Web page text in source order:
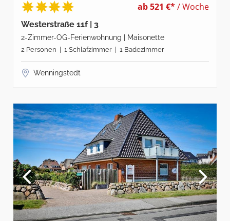
ab 521 €*/ Woche
Westerstraße 11f | 3
2-Zimmer-OG-Ferienwohnung | Maisonette
2 Personen | 1 Schlafzimmer | 1 Badezimmer
Wenningstedt